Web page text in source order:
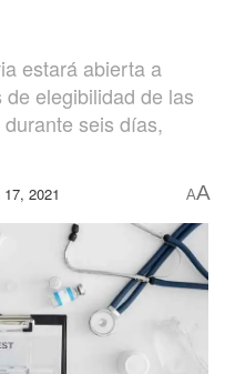
estará abierta a
elegibilidad de las
seis días,
2021 AA